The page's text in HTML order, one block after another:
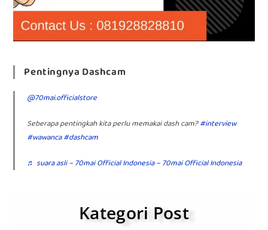
Pentingnya Dashcam
@70mai.officialstore
Seberapa pentingkah kita perlu memakai dash cam?#interview
#wawanca#dashcam
♬ suara asli – 70mai Official Indonesia – 70mai Official Indonesia
Kategori Post